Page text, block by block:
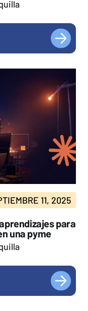
11, 2025
para
una pyme